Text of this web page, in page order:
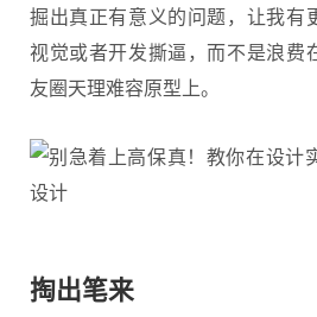
掘出真正有意义的问题，让我有
视觉或者开发撕逼，而不是浪费
友圈天理难容原型上。
掏出笔来